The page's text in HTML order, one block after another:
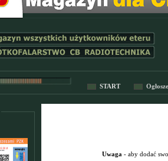
START
Uwaga - aby dodać